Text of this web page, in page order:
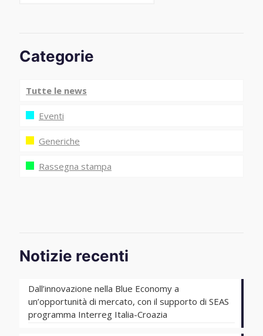
Categorie
Tutte le news
Eventi
Generiche
Rassegna stampa
Notizie recenti
Dall’innovazione nella Blue Economy a
un’opportunità di mercato, con il supporto di SEAS
programma Interreg Italia-Croazia